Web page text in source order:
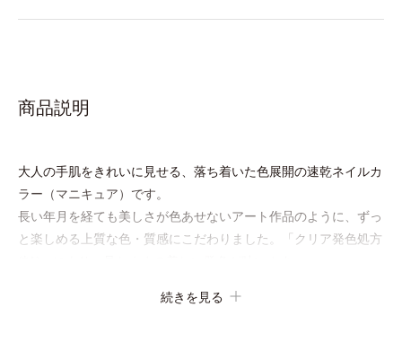
商品説明
大人の手肌をきれいに見せる、落ち着いた色展開の速乾ネイルカ
ラー（マニキュア）です。
長い年月を経ても美しさが色あせないアート作品のように、ずっ
と楽しめる上質な色・質感にこだわりました。「クリア発色処方
また細かいアレンジをしやすくするため、持ち手の長さとハケを
続きを見る